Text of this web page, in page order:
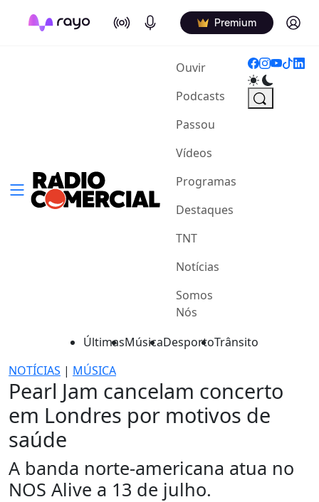
On Air Podcasts Premium Log in
Ouvir(current)
Podcasts
Passou
Vídeos
Programas
Destaques
TNT
Notícias
Somos
Nós
ÚltimasMúsicaDesportoTrânsito
NOTÍCIAS | MÚSICA
Pearl Jam cancelam concerto
em Londres por motivos de
saúde
A banda norte-americana atua no
NOS Alive a 13 de julho.